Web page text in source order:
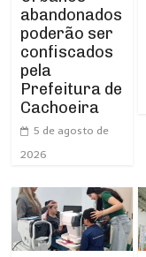
abandonados
poderão ser
confiscados
pela
Prefeitura de
Cachoeira
5 de agosto de
2026